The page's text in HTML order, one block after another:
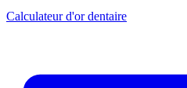
Calculateur d'or dentaire